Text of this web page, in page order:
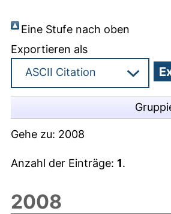
Eine Stufe nach oben
Exportieren als
Gehe zu: 2008
Anzahl der Einträge: 1.
2008